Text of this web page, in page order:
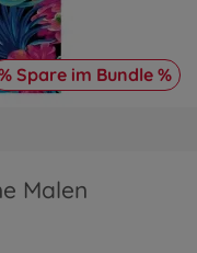
Spare im Bundle %
Malen